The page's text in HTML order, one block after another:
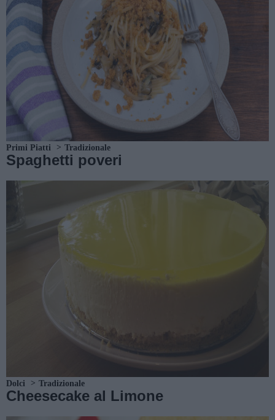
Primi Piatti Tradizionale
Spaghetti poveri
Dolci Tradizionale
Cheesecake al Limone